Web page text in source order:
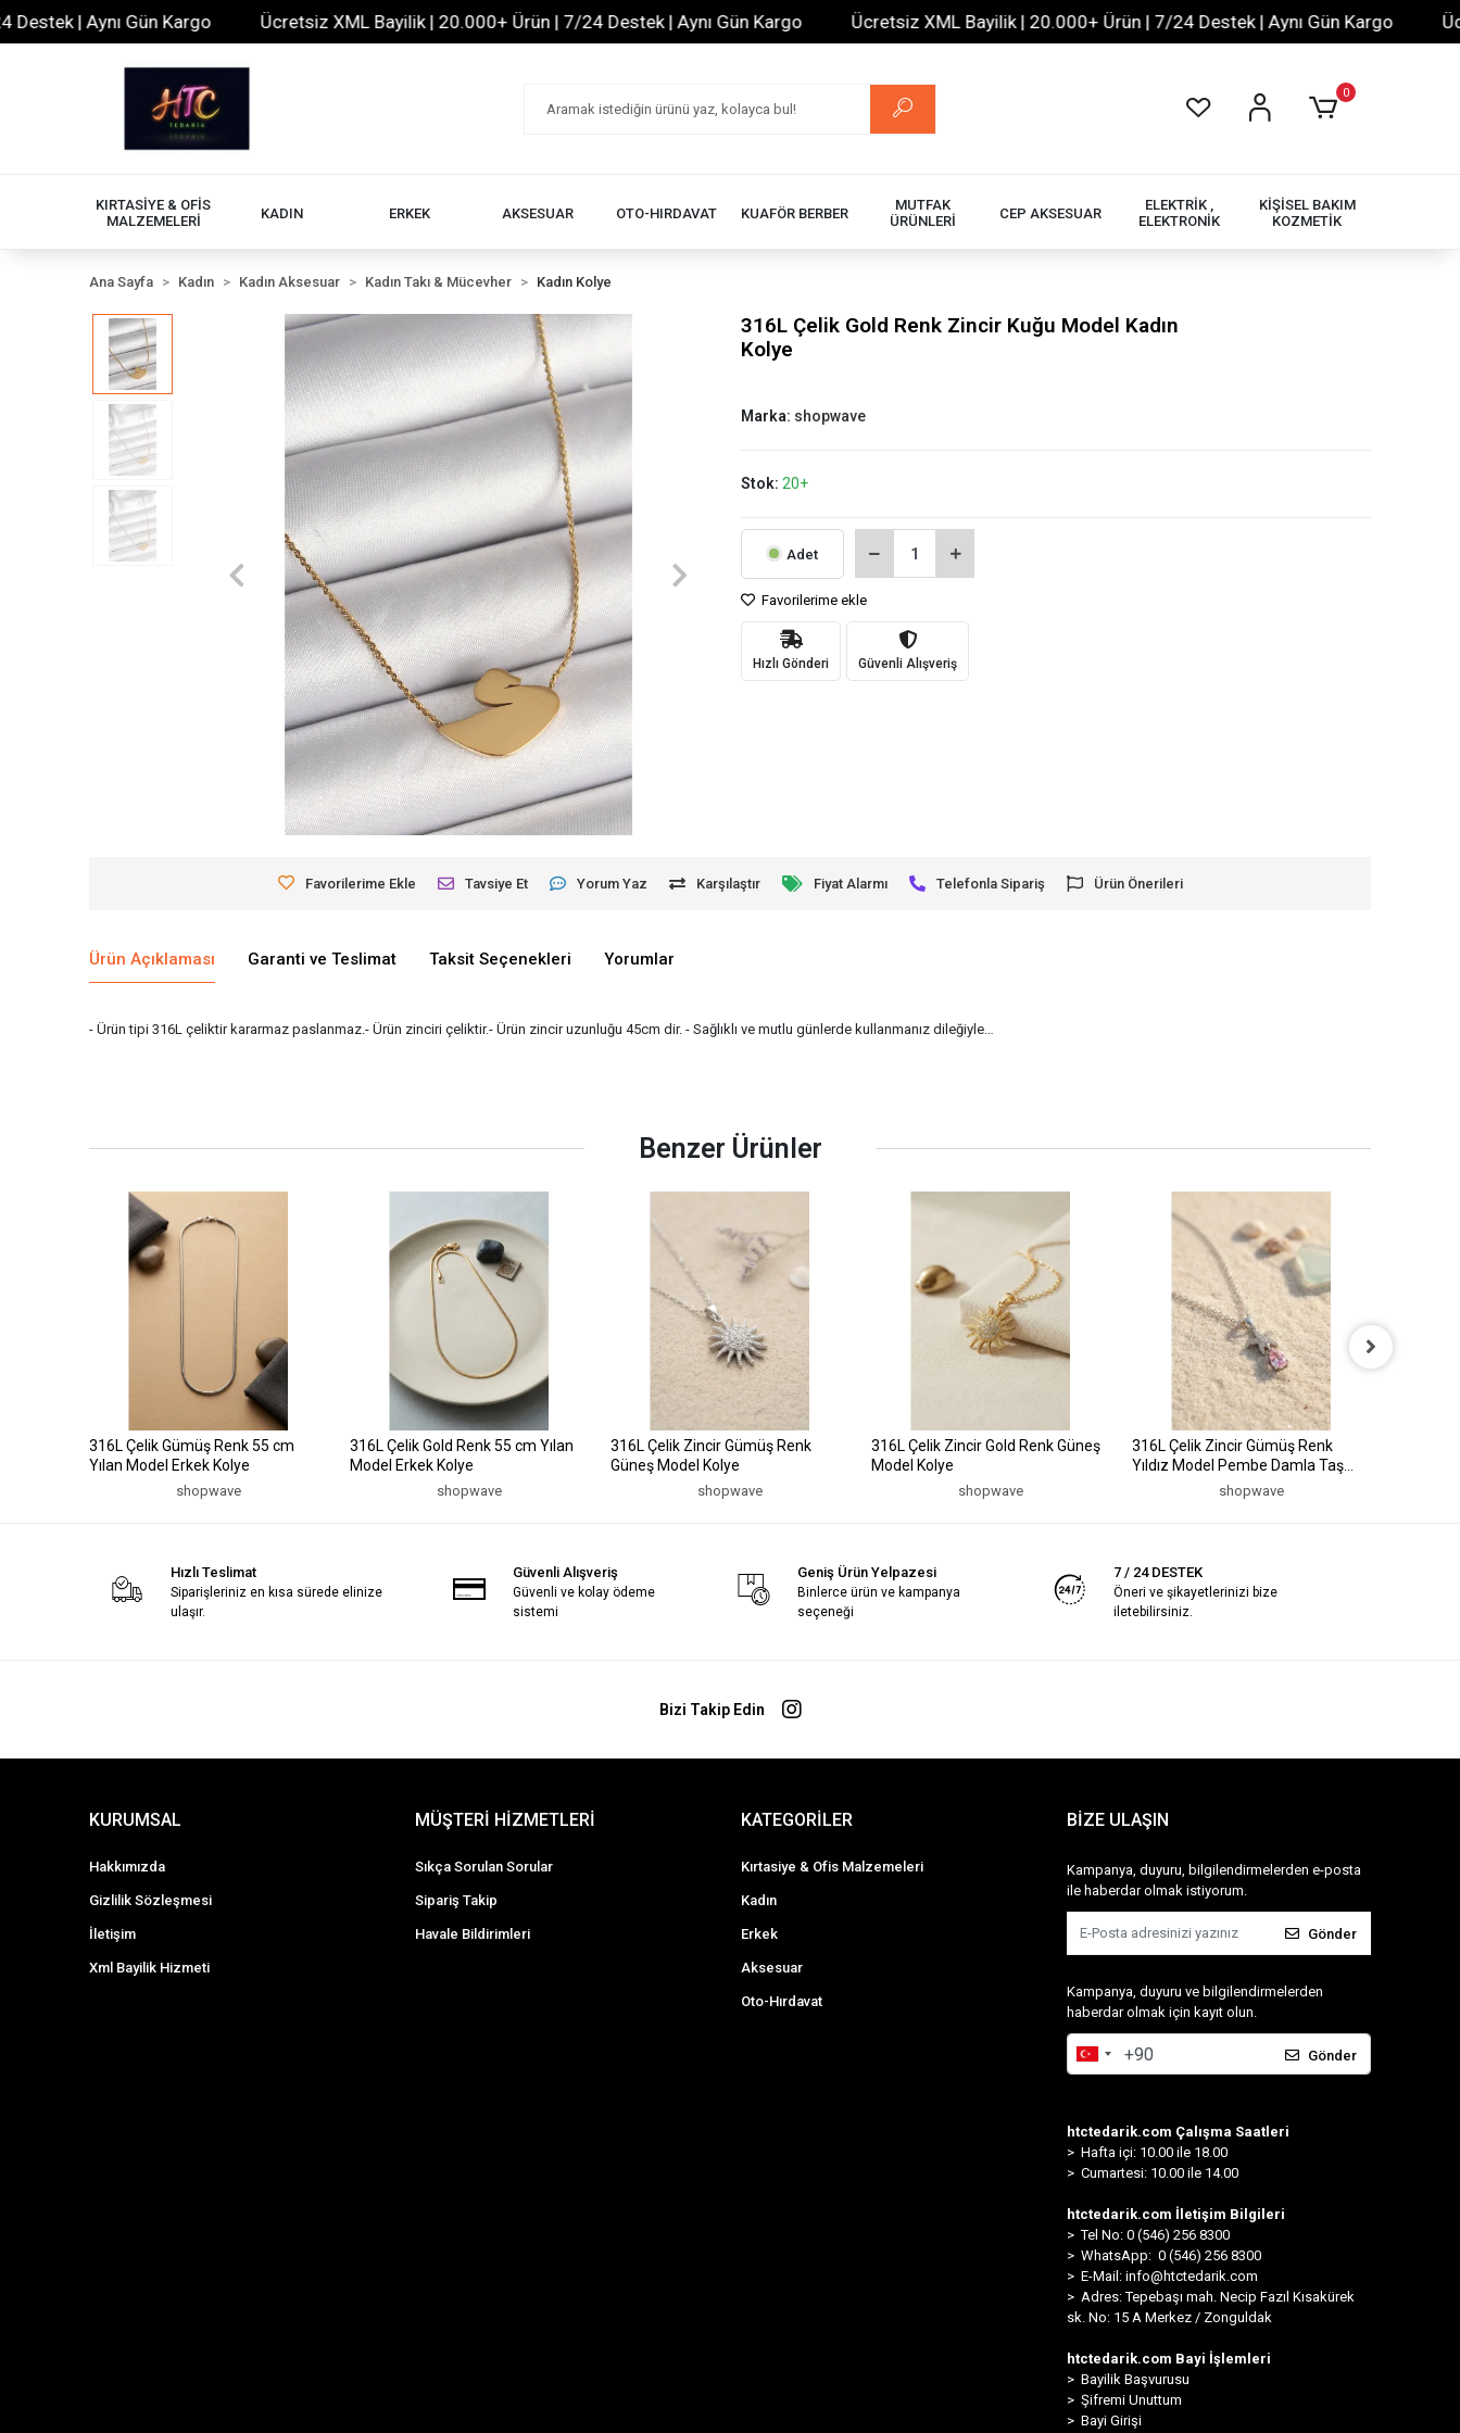
| Aynı Gün Kargo Ücretsiz XML Bayilik | 20.000+ Ürün | 7/24 Destek | Aynı Gün Kargo Ücretsiz XML Bayilik | 20.000+ Ürün | 7/24 Destek | Aynı Gün Kargo
0
KIRTASİYE & OFİS
MALZEMELERİ
KADIN ERKEK AKSESUAR OTO-HIRDAVAT KUAFÖR BERBER
MUTFAK
ÜRÜNLERİ
CEP AKSESUAR
ELEKTRİK ,
ELEKTRONİK
KİŞİSEL BAKIM
KOZMETİK
Ana Sayfa Kadın Kadın Aksesuar Kadın Takı & Mücevher Kadın Kolye
316L Çelik Gold Renk Zincir Kuğu Model Kadın
Kolye
Marka: shopwave
Stok: 20+
Adet
Favorilerime ekle
Hızlı Gönderi Güvenli Alışveriş
Favorilerime Ekle Tavsiye Et Yorum Yaz Karşılaştır Fiyat Alarmı Telefonla Sipariş Ürün Önerileri
Ürün Açıklaması Garanti ve Teslimat Taksit Seçenekleri Yorumlar
- Ürün tipi 316L çeliktir kararmaz paslanmaz.- Ürün zinciri çeliktir.- Ürün zincir uzunluğu 45cm dir. - Sağlıklı ve mutlu günlerde kullanmanız dileğiyle…
Benzer Ürünler
316L Çelik Gümüş Renk 55 cm
Yılan Model Erkek Kolye
shopwave
316L Çelik Gold Renk 55 cm Yılan
Model Erkek Kolye
shopwave
316L Çelik Zincir Gümüş Renk
Güneş Model Kolye
shopwave
316L Çelik Zincir Gold Renk Güneş
Model Kolye
shopwave
316L Çelik Zincir Gümüş Renk
Yıldız Model Pembe Damla Taş
shopwave
Hızlı Teslimat
Siparişleriniz en kısa sürede elinize
ulaşır.
Güvenli Alışveriş
Güvenli ve kolay ödeme
sistemi
Geniş Ürün Yelpazesi
Binlerce ürün ve kampanya
seçeneği
7 / 24 DESTEK
Öneri ve şikayetlerinizi bize
iletebilirsiniz.
Bizi Takip Edin
KURUMSAL
Hakkımızda
Gizlilik Sözleşmesi
İletişim
Xml Bayilik Hizmeti
MÜŞTERİ HİZMETLERİ
Sıkça Sorulan Sorular
Sipariş Takip
Havale Bildirimleri
KATEGORİLER
Kırtasiye & Ofis Malzemeleri
Kadın
Erkek
Aksesuar
Oto-Hırdavat
BİZE ULAŞIN
Kampanya, duyuru, bilgilendirmelerden e-posta
ile haberdar olmak istiyorum.
Gönder
Kampanya, duyuru ve bilgilendirmelerden
haberdar olmak için kayıt olun.
Gönder
htctedarik.com Çalışma Saatleri
> Hafta içi: 10.00 ile 18.00
> Cumartesi: 10.00 ile 14.00
htctedarik.com İletişim Bilgileri
> Tel No: 0 (546) 256 8300
> WhatsApp: 0 (546) 256 8300
> E-Mail: info@htctedarik.com
> Adres: Tepebaşı mah. Necip Fazıl Kısakürek
sk. No: 15 A Merkez / Zonguldak
htctedarik.com Bayi İşlemleri
> Bayilik Başvurusu
> Şifremi Unuttum
> Bayi Girişi